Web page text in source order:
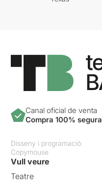
Canal oficial de venta
Compra 100% segura
Disseny i programació:
Copymouse
Vull veure
Teatre